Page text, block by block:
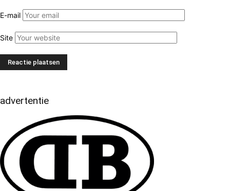
E-mail
Site
advertentie